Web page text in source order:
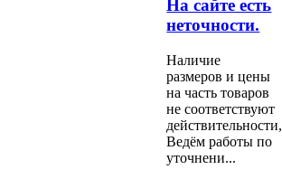
На сайте есть
неточности.
Наличие
размеров и цены
на часть товаров
не соответствуют
действительности,
Ведём работы по
уточнени...